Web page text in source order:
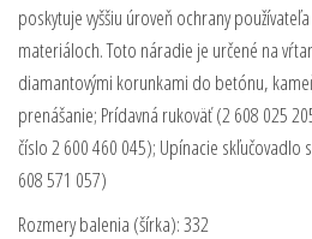
poskytuje vyššiu úroveň ochrany
materiáloch. Toto náradie je určené na
diamantovými korunkami do betónu,
prenášanie; Prídavná rukoväť (2 608 025
číslo 2 600 460 045); Upínacie skľučovadlo
608 571 057)
Rozmery balenia (šírka): 332